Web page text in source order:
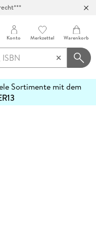
Konto Merkzettel Warenkorb
Sortimente mit dem